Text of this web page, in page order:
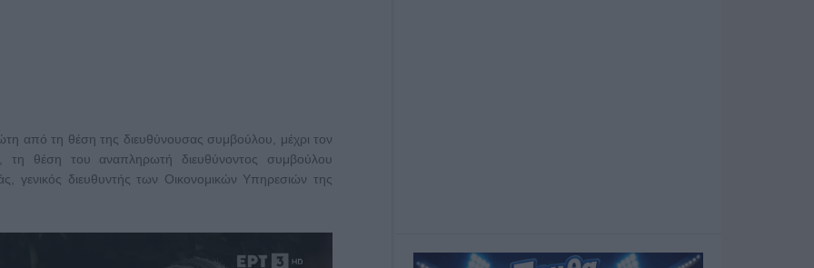
από τη θέση της διευθύνουσας συμβούλου, μέχρι τον
τη θέση του αναπληρωτή διευθύνοντος συμβούλου
γενικός διευθυντής των Οικονομικών Υπηρεσιών της